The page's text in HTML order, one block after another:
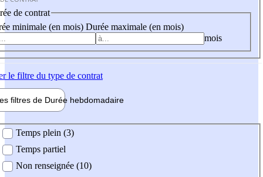
de contrat
minimale (en mois) Durée maximale (en mois)
mois
le filtre du type de contrat
filtres de Durée hebdomadaire
Temps plein (3)
Temps partiel
Non renseignée (10)